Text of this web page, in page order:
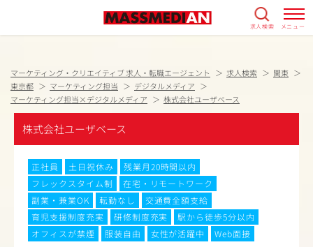
求人検索 メニュー
マーケティング・クリエイティブ 求人・転職エージェント 求人検索
関東
東京都
マーケティング担当
デジタルメディア
マーケティング担当×デジタルメディア
株式会社ユーザベース
株式会社ユーザベース
正社員 土日祝休み
残業月20時間以内
フレックスタイム制
在宅・リモートワーク
副業・兼業OK
転勤なし
交通費全額支給
育児支援制度充実
研修制度充実
駅から徒歩5分以内
オフィスが禁煙
服装自由 女性が活躍中
Web面接